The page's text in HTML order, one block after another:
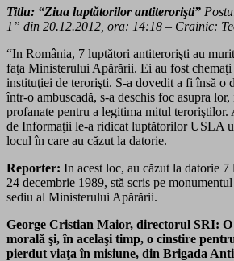
Titlu: “Ziua luptătorilor antiterorişti”
1” din 20.12.2012, ora: 14:18 – Crainic:
“In România, 7 luptători antiterorişti au
faţa Ministerului Apărării. Ei au fost chemaţi
instituţiei de terorişti. S-a dovedit a fi însă o
într-o ambuscadă, s-a deschis foc asupra
profanate pentru a legitima mitul teroriştilor.
de Informaţii le-a ridicat luptătorilor USLA
locul în care au căzut la datorie.
Reporter: In acest loc, au căzut la datorie
24 decembrie 1989, stă scris pe
sediu al Ministerului Apărării.
George Cristian Maior, directorul SRI:
morală şi, în acelaşi timp, o cinstire
pierdut viaţa în misiune, din Brigada